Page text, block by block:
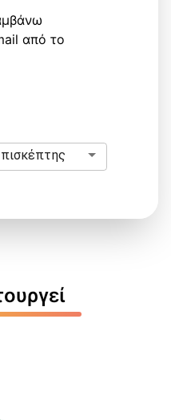
από το